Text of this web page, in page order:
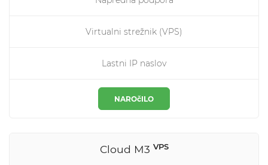
Virtualni strežnik (VPS)
Lastni IP naslov
NAROčILO
Cloud M3 VPS